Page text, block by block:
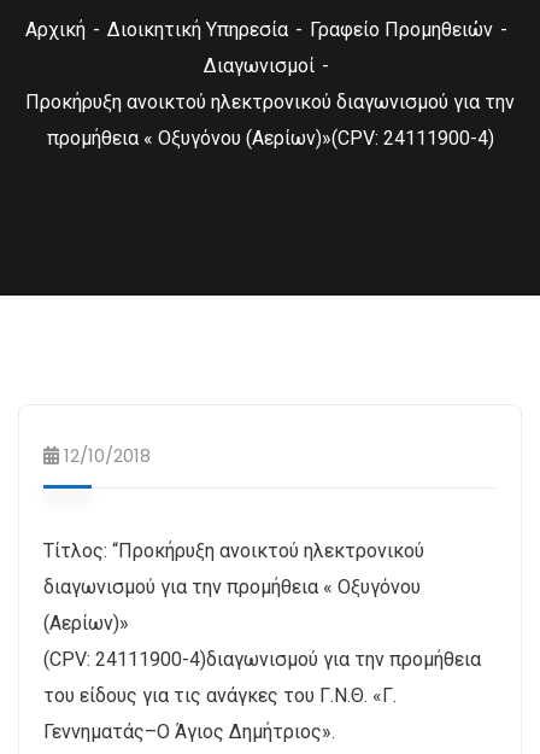
Αρχική Διοικητική Υπηρεσία
Γραφείο Προμηθειών
Διαγωνισμοί
Προκήρυξη ανοικτού ηλεκτρονικού διαγωνισμού για την
προμήθεια « Οξυγόνου (Αερίων)»(CPV: 24111900-4)
12/10/2018
Τίτλος: “Προκήρυξη ανοικτού ηλεκτρονικού
διαγωνισμού για την προμήθεια « Οξυγόνου
(Αερίων)»
(CPV: 24111900-4)διαγωνισμού για την προμήθεια
του είδους για τις ανάγκες του Γ.Ν.Θ. «Γ.
Γεννηματάς–Ο Άγιος Δημήτριος».